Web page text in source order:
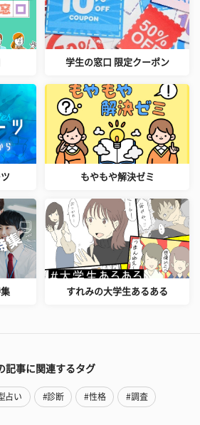
学生の窓口 限定クーポン
もやもや解決ゼミ
すれみの大学生あるある
記事に関連するタグ
占い #診断 #性格 #調査